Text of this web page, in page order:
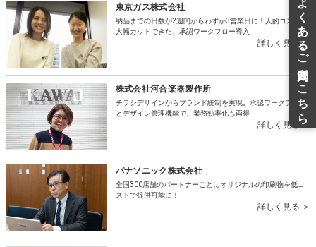
東京ガス株式会社
納品までの日数が2週間からわずか3営業日に！人的コストも
大幅カットできた、承認ワークフロー導入
詳しく見る ＞
株式会社河合楽器製作所
チラシデザインからブランド統制を実現。承認ワークフロー
とデザイン管理機能で、業務効率化も両得
詳しく見る ＞
パナソニック株式会社
全国300店舗のパートナーごとにオリジナルの印刷物を低コ
ストで提供可能に！
詳しく見る ＞